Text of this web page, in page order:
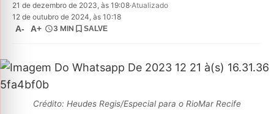
21 de dezembro de 2023, às 19:08·Atualizado
12 de outubro de 2024, às 10:18
A- A+ 3 MIN SALVE
Crédito: Heudes Regis/Especial para o RioMar Recife